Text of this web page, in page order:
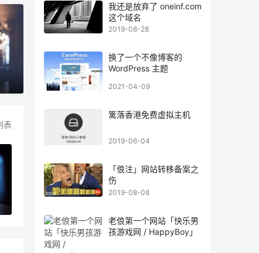
表
我还是放弃了 oneinf.com
这个域名
2019-08-28
换了一个不像博客的
WordPress 主题
2021-04-09
篱落香港免费虚拟主机
2019-06-04
「俍注」网站转移备案之
伤
2019-08-08
老俍第一个网站「快乐男
孩游戏网 / HappyBoy」